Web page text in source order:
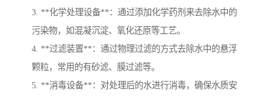
3. **化学处理设备**：通过添加化学药剂来去除水中的
污染物，如混凝沉淀、氧化还原等工艺。
4. **过滤装置**：通过物理过滤的方式去除水中的悬浮
颗粒，常用的有砂滤、膜过滤等。
5. **消毒设备**：对处理后的水进行消毒，确保水质安